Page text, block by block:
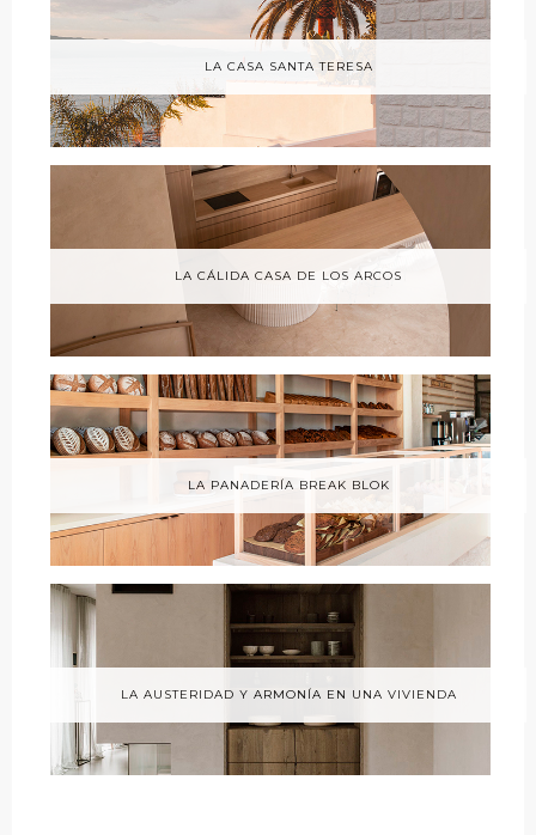
LA CASA SANTA TERESA
LA CÁLIDA CASA DE LOS ARCOS
LA PANADERÍA BREAK BLOK
LA AUSTERIDAD Y ARMONÍA EN UNA VIVIENDA